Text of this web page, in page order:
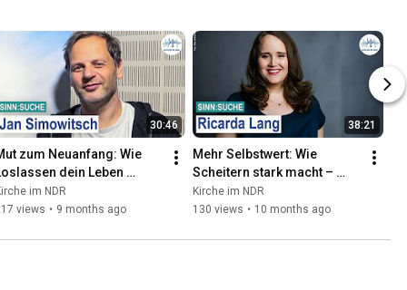
30:46
zum Neuanfang: Wie
dein Leben
macht.
im NDR
views • 9 months ago
38:21
Mehr Selbstwert: Wie
Scheitern stark macht –
Ricarda Lang über neue
Lebenswege
Kirche im NDR
130 views • 10 months ago